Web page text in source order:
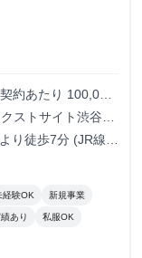
約あたり 100,000
ストサイト渋谷ビ
東横線・京王井
経験OK 新規事業
あり 私服OK